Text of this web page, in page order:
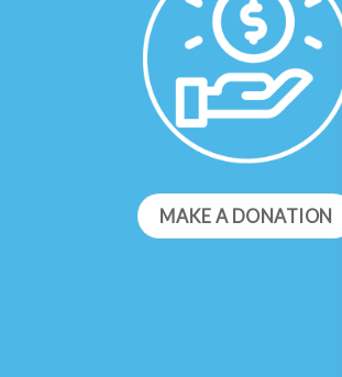
MAKE A DONATION